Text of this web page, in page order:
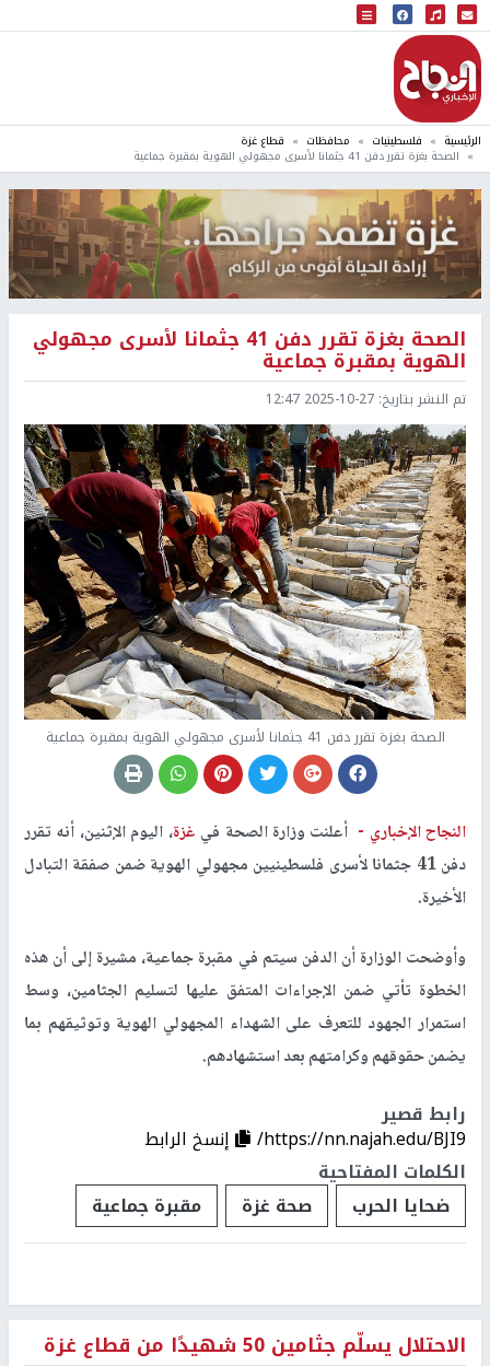
البث المباشر
إذاعة النجاح
الرئيسية فلسطينيات محافظات قطاع غزة
الصحة بغزة تقرر دفن 41 جثمانا لأسرى مجهولي الهوية بمقبرة جماعية
الصحة بغزة تقرر دفن 41 جثمانا لأسرى مجهولي
الهوية بمقبرة جماعية
تم النشر بتاريخ: 2025-10-27 12:47
الصحة بغزة تقرر دفن 41 جثمانا لأسرى مجهولي الهوية بمقبرة جماعية
النجاح الإخباري - أعلنت وزارة الصحة في غزة، اليوم الإثنين، أنه تقرر
دفن 41 جثمانا لأسرى فلسطينيين مجهولي الهوية ضمن صفقة التبادل
الأخيرة.
وأوضحت الوزارة أن الدفن سيتم في مقبرة جماعية، مشيرة إلى أن هذه
الخطوة تأتي ضمن الإجراءات المتفق عليها لتسليم الجثامين، وسط
استمرار الجهود للتعرف على الشهداء المجهولي الهوية وتوثيقهم بما
يضمن حقوقهم وكرامتهم بعد استشهادهم.
رابط قصير
https://nn.najah.edu/BJI9/
إنسخ الرابط
الكلمات المفتاحية
ضحايا الحرب
صحة غزة مقبرة جماعية
الاحتلال يسلّم جثامين 50 شهيدًا من قطاع غزة